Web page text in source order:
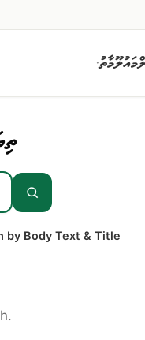
މައުލޫމާތު▾
by Body Text & Title